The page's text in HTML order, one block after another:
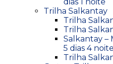
Trilha Salkantay
Trilha
Trilha
Salkantay –
5 dias 4
Trilha